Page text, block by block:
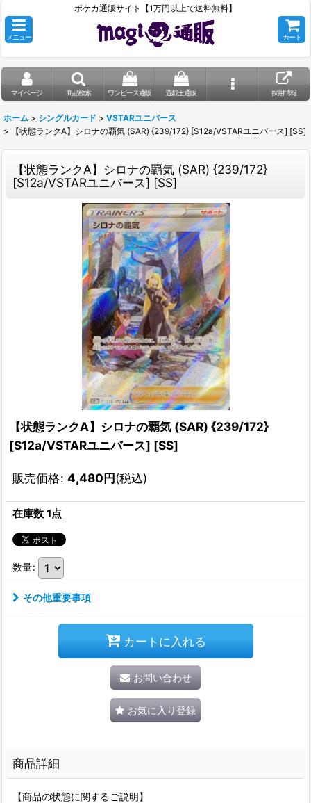
ポケカ通販サイト【1万円以上で送料無料】
メニュー カート
マイページ 商品検索 ワンピース通販 遊戯王通販 採用情報
ホーム > シングルカード > VSTARユニバース
>
【状態ランクA】シロナの覇気 (SAR) {239/172} [S12a/VSTARユニバース] [SS]
【状態ランクA】シロナの覇気 (SAR) {239/172}
[S12a/VSTARユニバース] [SS]
【状態ランクA】シロナの覇気 (SAR) {239/172}
[S12a/VSTARユニバース] [SS]
販売価格: 4,480円(税込)
在庫数 1点
数量:
その他重要事項
カートに入れる
お問い合わせ
お気に入り登録
商品詳細
【商品の状態に関するご説明】